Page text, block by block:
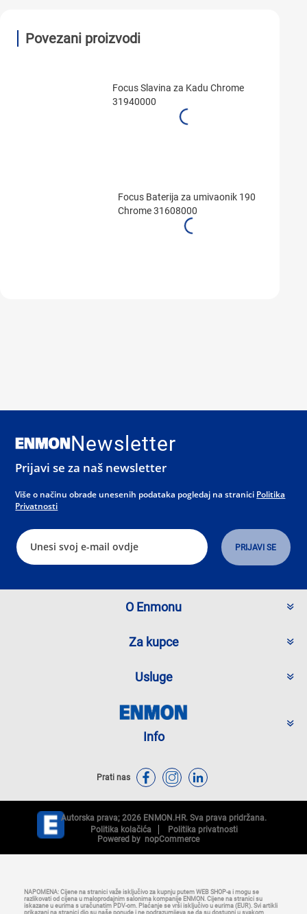
Povezani proizvodi
Focus Slavina za Kadu Chrome
31940000
Focus Baterija za umivaonik 190
Chrome 31608000
Newsletter
Prijavi se za naš newsletter
Više o načinu obrade unesenih podataka pogledaj na stranici Politika
Privatnosti
O Enmonu
Za kupce
Usluge
Info
Prati nas
Autorska prava; 2026 ENMON.HR. Sva prava pridržana.
Politika kolačića
Politika privatnosti
Powered by nopCommerce
NAPOMENA: Cijene na stranici važe isključivo za kupnju putem WEB SHOP-a i mogu se
razlikovati od cijena u maloprodajnim salonima kompanije ENMON. Cijene na stranici su
iskazane u eurima s uračunatim PDV-om. Plaćanje se vrši isključivo u eurima (EUR). Svi artikli
prikazani na stranici dio su naše ponude i ne podrazumijeva se da su dostupni u svakom